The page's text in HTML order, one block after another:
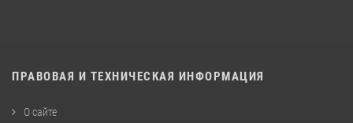
ПРАВОВАЯ И ТЕХНИЧЕСКАЯ ИНФОРМАЦИЯ
О сайте